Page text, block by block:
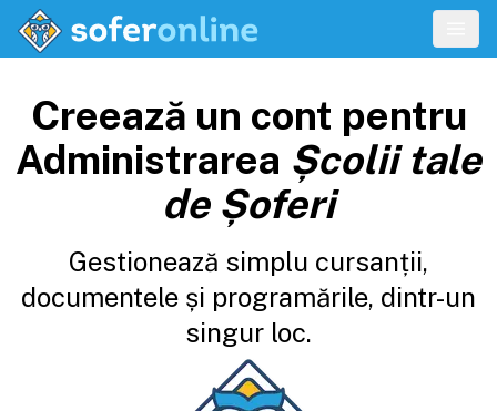
Creează un cont pentru
Administrarea Școlii tale
de Șoferi
Gestionează simplu cursanții,
documentele și programările, dintr-un
singur loc.